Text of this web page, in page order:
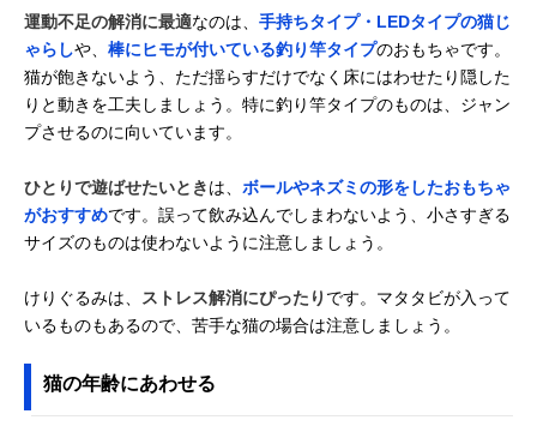
運動不足の解消に最適なのは、 手持ちタイプ・LEDタイプの猫じ
ゃらしや、 棒にヒモが付いている釣り竿タイプのおもちゃです。
猫が飽きないよう、ただ揺らすだけでなく床にはわせたり隠した
りと動きを工夫しましょう。特に釣り竿タイプのものは、ジャン
プさせるのに向いています。
ひとりで遊ばせたいときは、 ボールやネズミの形をしたおもちゃ
がおすすめです。誤って飲み込んでしまわないよう、小さすぎる
サイズのものは使わないように注意しましょう。
けりぐるみは、 ストレス解消にぴったり です。マタタビが入って
いるものもあるので、苦手な猫の場合は注意しましょう。
猫の年齢にあわせる